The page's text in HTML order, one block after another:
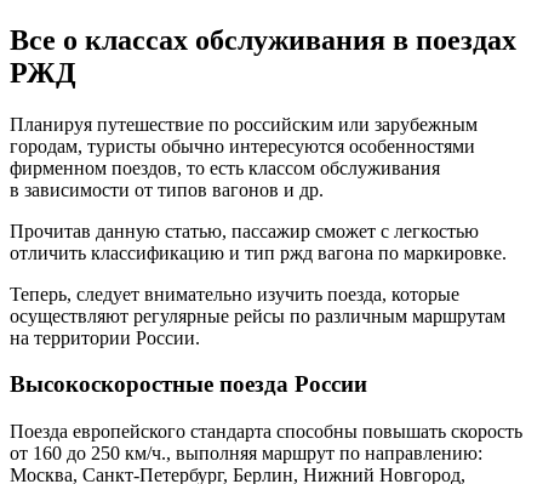
Все о классах обслуживания в поездах
РЖД
Планируя путешествие по российским или зарубежным
городам, туристы обычно интересуются особенностями
фирменном поездов, то есть классом обслуживания
в зависимости от типов вагонов и др.
Прочитав данную статью, пассажир сможет с легкостью
отличить классификацию и тип ржд вагона по маркировке.
Теперь, следует внимательно изучить поезда, которые
осуществляют регулярные рейсы по различным маршрутам
на территории России.
Высокоскоростные поезда России
Поезда европейского стандарта способны повышать скорость
от 160 до 250 км/ч., выполняя маршрут по направлению:
Москва, Санкт-Петербург, Берлин, Нижний Новгород,